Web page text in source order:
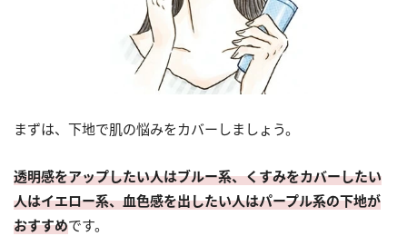
まずは、下地で肌の悩みをカバーしましょう。
透明感をアップしたい人はブルー系、くすみをカバーしたい
人はイエロー系、血色感を出したい人はパープル系の下地が
おすすめです。